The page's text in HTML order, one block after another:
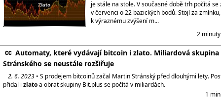
je stále na stole. V současné době trh počítá se
v červenci o 22 bazických bodů. Stojí za
k výraznému zvýšení m...
2
Automaty, které vydávají bitcoin i zlato. Miliardová
Stránského se neustále rozšiřuje
2. 6. 2023 • S prodejem bitcoinů začal Martin Stránský před dlouhými lety.
přidal i zlatoa obrat skupiny Bit.plus se počítá v miliardách.
1